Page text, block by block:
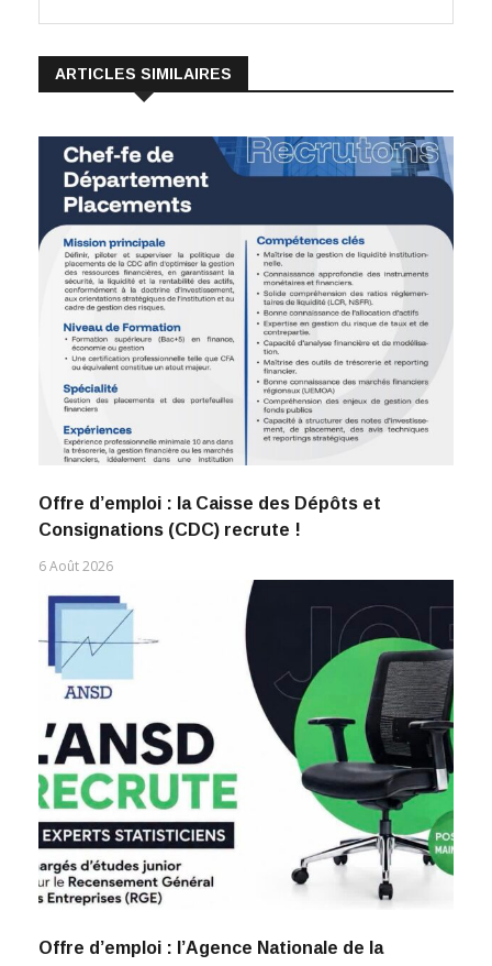
ARTICLES SIMILAIRES
Offre d’emploi : la Caisse des Dépôts et
Consignations (CDC) recrute !
6 Août 2026
Offre d’emploi : l’Agence Nationale de la